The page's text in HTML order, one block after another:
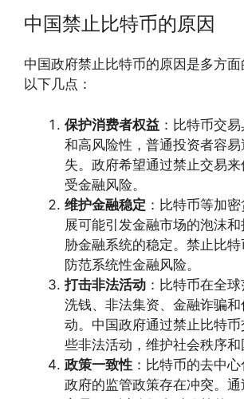
中国禁止比特币的原因
中国政府禁止比特币的原因是多方
以下几点：
保护消费者权益 ：比特币交
和高风险性，普通投资者容
失。政府希望通过禁止交易
受金融风险。
维护金融稳定 ：比特币等加
展可能引发金融市场的泡沫
胁金融系统的稳定。禁止比
防范系统性金融风险。
打击非法活动 ：比特币在全
洗钱、非法集资、金融诈骗
动。中国政府通过禁止比特
些非法活动，维护社会秩序和
政策一致性 ：比特币的去中
政府的监管政策存在冲突。